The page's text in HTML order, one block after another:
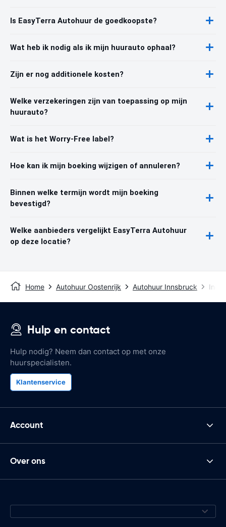
Is EasyTerra Autohuur de goedkoopste?
Wat heb ik nodig als ik mijn huurauto ophaal?
Zijn er nog additionele kosten?
Welke verzekeringen zijn van toepassing op mijn
huurauto?
Wat is het Worry-Free label?
Hoe kan ik mijn boeking wijzigen of annuleren?
Binnen welke termijn wordt mijn boeking
bevestigd?
Welke aanbieders vergelijkt EasyTerra Autohuur
op deze locatie?
Home Autohuur Oostenrijk Autohuur Innsbruck
Hulp en contact
Hulp nodig? Neem dan contact op met onze
huurspecialisten.
Klantenservice
Account
Over ons